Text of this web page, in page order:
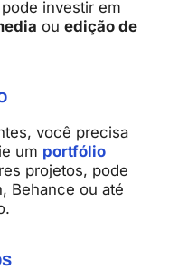
investir em
ou edição de
você precisa
um portfólio
projetos, pode
Behance ou até